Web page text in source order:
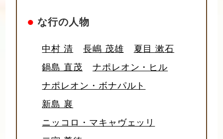
● な行の人物
中村 清 長嶋 茂雄
夏目 漱石
鍋島 直茂
ナポレオン・ヒル
ナポレオン・ボナパルト
新島 襄
ニッコロ・マキャヴェッリ